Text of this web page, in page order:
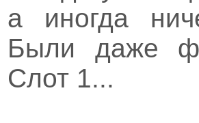
а иногда
Были даже
Слот 1...